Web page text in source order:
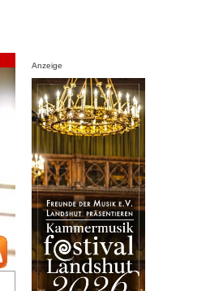
Anzeige